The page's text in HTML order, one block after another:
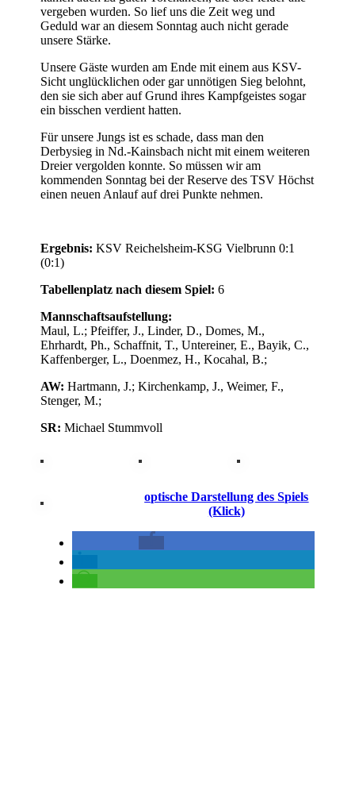
vergeben wurden. So lief uns die Zeit weg und
Geduld war an diesem Sonntag auch nicht gerade
unsere Stärke.
Unsere Gäste wurden am Ende mit einem aus KSV-
Sicht unglücklichen oder gar unnötigen Sieg belohnt,
den sie sich aber auf Grund ihres Kampfgeistes sogar
ein bisschen verdient hatten.
Für unsere Jungs ist es schade, dass man den
Derbysieg in Nd.-Kainsbach nicht mit einem weiteren
Dreier vergolden konnte. So müssen wir am
kommenden Sonntag bei der Reserve des TSV Höchst
einen neuen Anlauf auf drei Punkte nehmen.
Ergebnis:KSV Reichelsheim-KSG Vielbrunn 0:1
(0:1)
Tabellenplatz nach diesem Spiel: 6
Mannschaftsaufstellung:
Maul, L.; Pfeiffer, J., Linder, D., Domes, M.,
Ehrhardt, Ph., Schaffnit, T., Untereiner, E., Bayik, C.,
Kaffenberger, L., Doenmez, H., Kocahal, B.;
AW: Hartmann, J.; Kirchenkamp, J., Weimer, F.,
Stenger, M.;
SR: Michael Stummvoll
optische Darstellung des Spiels
(Klick)